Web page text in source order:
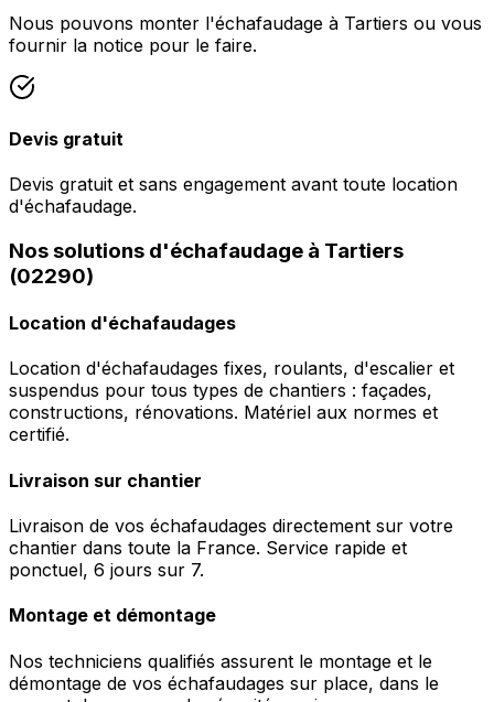
Nous pouvons monter l'échafaudage à Tartiers ou vous
fournir la notice pour le faire.
Devis gratuit
Devis gratuit et sans engagement avant toute location
d'échafaudage.
Nos solutions d'échafaudage à Tartiers
(02290)
Location d'échafaudages
Location d'échafaudages fixes, roulants, d'escalier et
suspendus pour tous types de chantiers : façades,
constructions, rénovations. Matériel aux normes et
certifié.
Livraison sur chantier
Livraison de vos échafaudages directement sur votre
chantier dans toute la France. Service rapide et
ponctuel, 6 jours sur 7.
Montage et démontage
Nos techniciens qualifiés assurent le montage et le
démontage de vos échafaudages sur place, dans le